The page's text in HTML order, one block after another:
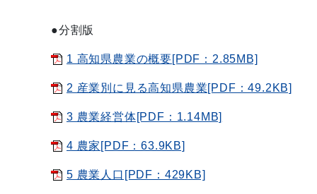
●分割版
1 高知県農業の概要[PDF：2.85MB]
2 産業別に見る高知県農業[PDF：49.2KB]
3 農業経営体[PDF：1.14MB]
4 農家[PDF：63.9KB]
5 農業人口[PDF：429KB]